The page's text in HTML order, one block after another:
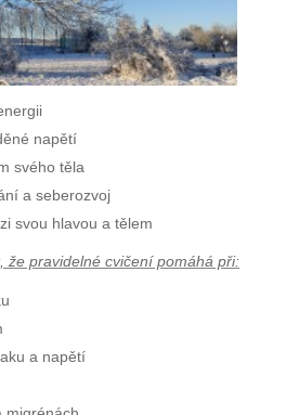
napětí
svého těla
a seberozvoj
svou hlavou a tělem
že pravidelné cvičení pomáhá při:
a napětí